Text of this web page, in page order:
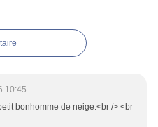
10:45
bonhomme de neige.<br /> <br